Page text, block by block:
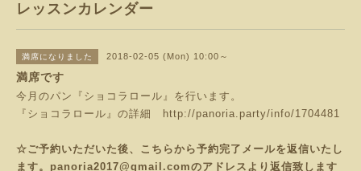
レッスンカレンダー
満席になりました 2018-02-05 (Mon) 10:00～
満席です
今月のパン『ショコラロール』を行います。
『ショコラロール』の詳細
http://panoria.party/info/1704481
☆ご予約いただいた後、こちらから予約完了メールを返信いたし
ます。panoria2017@gmail.comのアドレスより返信致します